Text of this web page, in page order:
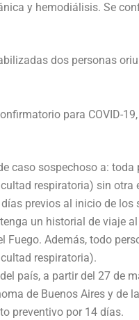
y hemodiálisis. Se
dos personas
para COVID-
caso sospechoso a: toda
respiratoria) sin otra
previos al inicio de los
un historial de viaje al
Fuego. Además, todo
respiratoria).
país, a partir del 27 de
de Buenos Aires y de
preventivo por 14 días.